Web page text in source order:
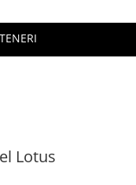
Lotus